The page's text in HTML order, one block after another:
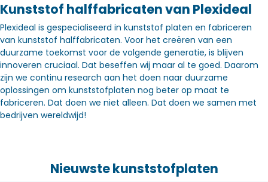
Kunststof halffabricaten van Plexideal
Plexideal is gespecialiseerd in kunststof platen en fabriceren
van kunststof halffabricaten. Voor het creëren van een
duurzame toekomst voor de volgende generatie, is blijven
innoveren cruciaal. Dat beseffen wij maar al te goed. Daarom
zijn we continu research aan het doen naar duurzame
oplossingen om kunststofplaten nog beter op maat te
fabriceren. Dat doen we niet alleen. Dat doen we samen met
bedrijven wereldwijd!
Nieuwste kunststofplaten